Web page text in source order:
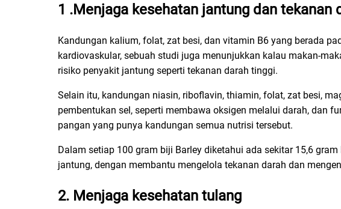
1 .Menjaga kesehatan jantung dan tekanan
Kandungan kalium, folat, zat besi, dan vitamin B6 yang berada
kardiovaskular, sebuah studi juga menunjukkan kalau makan-
risiko penyakit jantung seperti tekanan darah tinggi.
Selain itu, kandungan niasin, riboflavin, thiamin, folat, zat besi,
pembentukan sel, seperti membawa oksigen melalui darah, dan
pangan yang punya kandungan semua nutrisi tersebut.
Dalam setiap 100 gram biji Barley diketahui ada sekitar 15,6
jantung, dengan membantu mengelola tekanan darah dan
2. Menjaga kesehatan tulang